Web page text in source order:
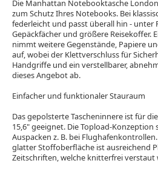
Die Manhattan Notebooktasche
zum Schutz Ihres Notebooks. Bei
federleicht und passt überall hin - unter
Gepäckfächer und größere Reisekoffer.
nimmt weitere Gegenstände, Papiere
auf, wobei der Klettverschluss für
Handgriffe und ein verstellbarer,
dieses Angebot ab.
Einfacher und funktionaler Stauraum
Das gepolsterte Tascheninnere ist für
15,6" geeignet. Die Topload-Konzeption
Auspacken z. B. bei
glatter Stoffoberfläche ist ausreichend
Zeitschriften, welche knitterfrei verstaut